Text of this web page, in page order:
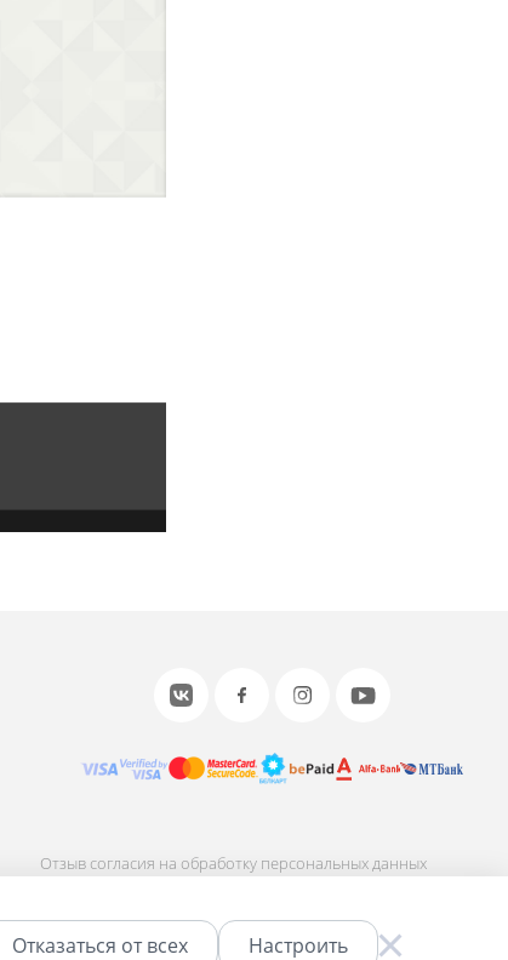
Отказаться от всех Настроить
Отзыв согласия на обработку персональных данных